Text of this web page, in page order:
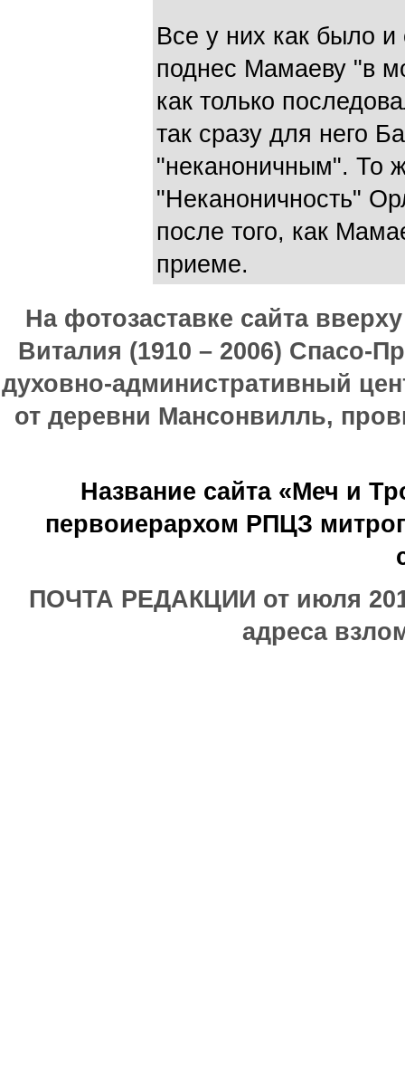
Все у них как было
поднес Мамаеву "в
как только
так сразу для него
"неканоничным". То
"Неканоничность"
после того, как
приеме.
На фотозаставке сайта
Виталия (1910 – 2006) Спасо-
духовно-административный
от деревни Мансонвилль,
Название сайта «Меч и
первоиерархом РПЦЗ
ПОЧТА РЕДАКЦИИ от июля
адреса